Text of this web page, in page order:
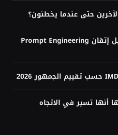
حتى عندما يخطئون؟
ما هي هندسة الأوامر؟ دليل إتقان Prompt Engineering
أنها تسير في الاتجاه